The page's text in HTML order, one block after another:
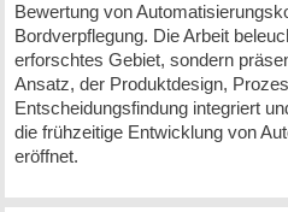
Bewertung von
Bordverpflegung. Die Arbeit
erforschtes Gebiet, sondern
Ansatz, der Produktdesign,
Entscheidungsfindung integriert
die frühzeitige Entwicklung von
eröffnet.